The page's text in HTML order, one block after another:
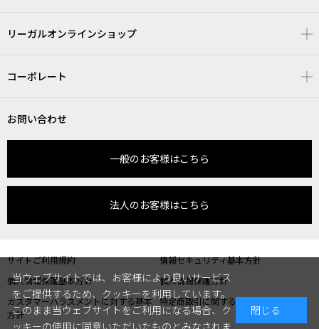
リーガルオンラインショップ
コーポレート
お問い合わせ
一般のお客様はこちら
法人のお客様はこちら
サイトご利用規約
情報セキュリティ基本方針
個人情報保護基本方針
個人情報保護方針
カスタマーハラスメントに対する基本
方針
特定商取引に関する表記
当ウェブサイトでは、お客様により良いサービス
をご提供するため、クッキーを利用しています。
このまま当ウェブサイトをご利用になる場合、ク
閉じる